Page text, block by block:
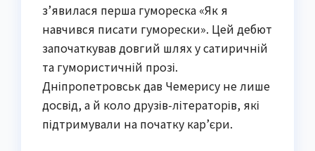
з’явилася перша гумореска «Як я
навчився писати гуморески». Цей дебют
започаткував довгий шлях у сатиричній
та гумористичній прозі.
Дніпропетровськ дав Чемерису не лише
досвід, а й коло друзів-літераторів, які
підтримували на початку кар’єри.